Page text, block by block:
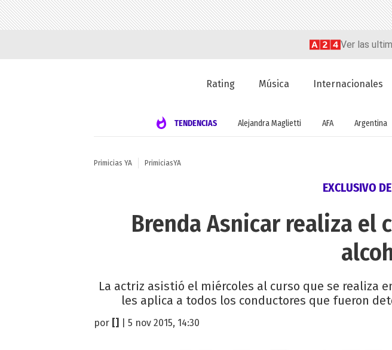
Ver las
Rating Música Internacionales
TENDENCIAS Alejandra Maglietti AFA Argentina
Primicias YA PrimiciasYA
EXCLUSIVO
Brenda Asnicar realiza el
La actriz asistió el miércoles al curso que se realiza
les aplica a todos los conductores que fueron
por | 5 nov 2015, 14:30